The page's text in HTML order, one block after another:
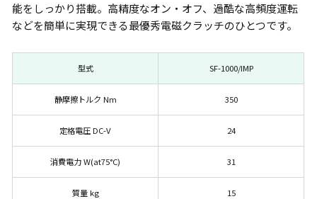
能をしっかり搭載。高精度なオン・オフ、過酷な高頻度運転
などを簡単に実現できる最優秀電磁クラッチのひとつです。
型式 SF-1000/IMP
静摩擦トルク Nm 350
定格電圧 DC-V 24
消費電力 W(at75°C) 31
質量 kg 15